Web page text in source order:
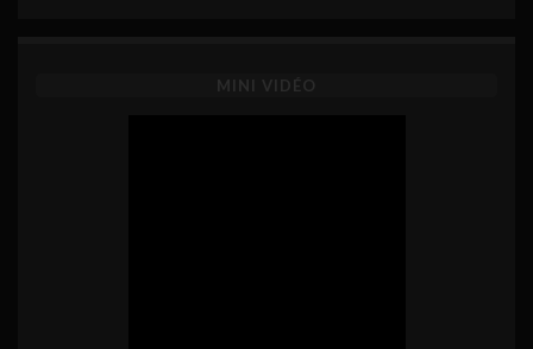
MINI VIDÉO